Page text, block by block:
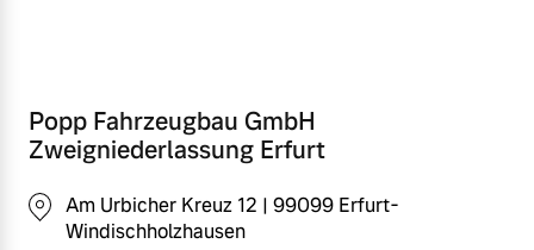
Popp Fahrzeugbau GmbH
Zweigniederlassung Erfurt
Am Urbicher Kreuz 12 | 99099 Erfurt-
Windischholzhausen